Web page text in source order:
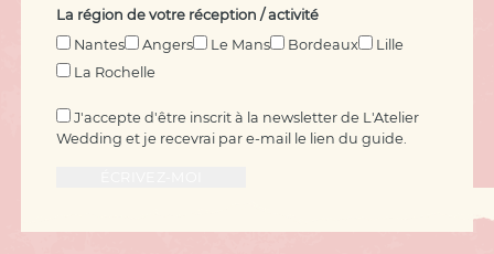
La région de votre réception / activité
Nantes
Angers Le Mans Bordeaux
Lille
La Rochelle
J'accepte d'être inscrit à la newsletter de L'Atelier
Wedding et je recevrai par e-mail le lien du guide.